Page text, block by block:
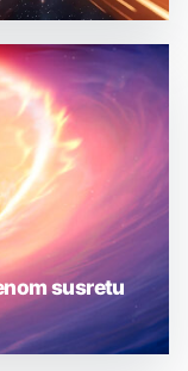
susretu